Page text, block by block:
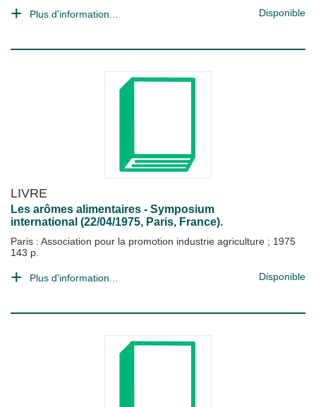
Plus d'information... Disponible
LIVRE
Les arômes alimentaires - Symposium
international (22/04/1975, Paris, France).
Paris : Association pour la promotion industrie agriculture ; 1975
143 p.
Plus d'information... Disponible